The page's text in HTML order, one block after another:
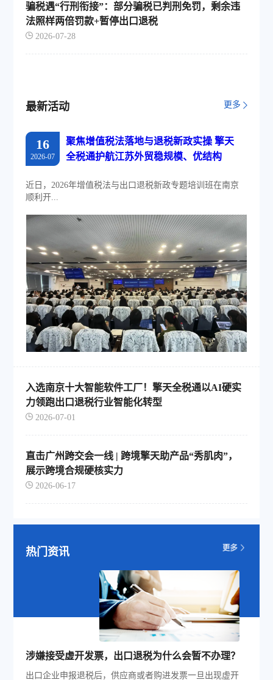
骗税遇“行刑衔接”：部分骗税已判刑免罚，剩余违
法照样两倍罚款+暂停出口退税
2026-07-28
最新活动 更多
16
2026-07
聚焦增值税法落地与退税新政实操 擎天
全税通护航江苏外贸稳规模、优结构
近日，2026年增值税法与出口退税新政专题培训班在南京
顺利开...
入选南京十大智能软件工厂！擎天全税通以AI硬实
力领跑出口退税行业智能化转型
2026-07-01
直击广州跨交会一线 | 跨境擎天助产品“秀肌肉”，
展示跨境合规硬核实力
2026-06-17
热门资讯
涉嫌接受虚开发票，出口退税为什么会暂不办理？
出口企业申报退税后，供应商或者购进发票一旦出现虚开